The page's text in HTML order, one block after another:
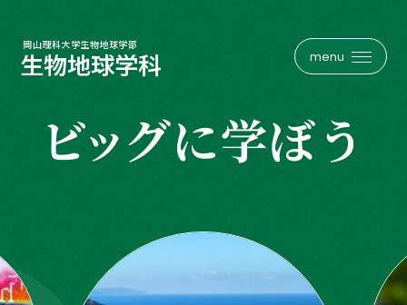
生物地球学科
生物地球学科について
研究室インタビュー
大学院
植物学
人類・考古学
地球・災害科学
岡山理科大学生物地球学部
生物地球学科 メニュー
ビッグに学ぼう